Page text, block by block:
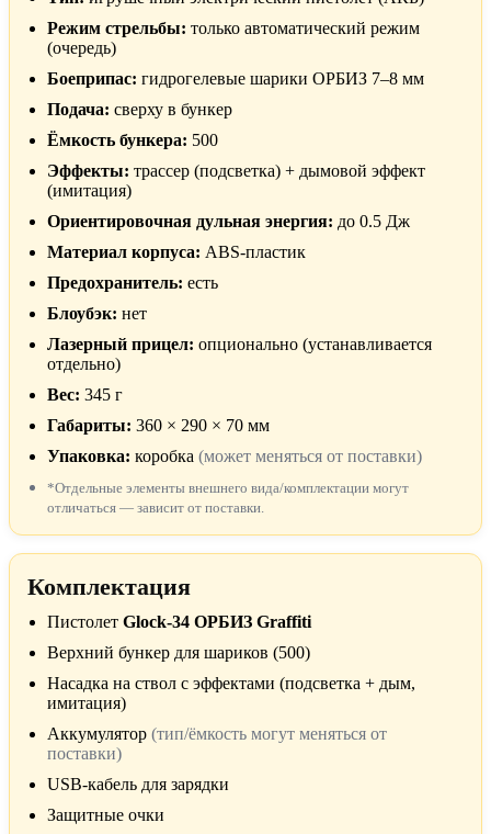
Режим стрельбы: только автоматический режим
(очередь)
Боеприпас: гидрогелевые шарики ОРБИЗ 7–8 мм
Подача: сверху в бункер
Ёмкость бункера: 500
Эффекты: трассер (подсветка) + дымовой эффект
(имитация)
Ориентировочная дульная энергия: до 0.5 Дж
Материал корпуса: ABS-пластик
Предохранитель: есть
Блоубэк: нет
Лазерный прицел: опционально (устанавливается
отдельно)
Вес: 345 г
Габариты: 360 × 290 × 70 мм
Упаковка: коробка (может меняться от поставки)
*Отдельные элементы внешнего вида/комплектации могут
отличаться — зависит от поставки.
Комплектация
Пистолет Glock-34 ОРБИЗ Graffiti
Верхний бункер для шариков (500)
Насадка на ствол с эффектами (подсветка + дым,
имитация)
Аккумулятор (тип/ёмкость могут меняться от
поставки)
USB-кабель для зарядки
Защитные очки